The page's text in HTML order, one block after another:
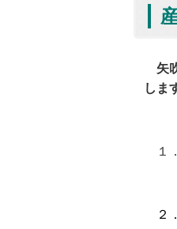
矢
しま
１
環
２